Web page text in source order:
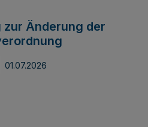
Änderung der
01.07.2026